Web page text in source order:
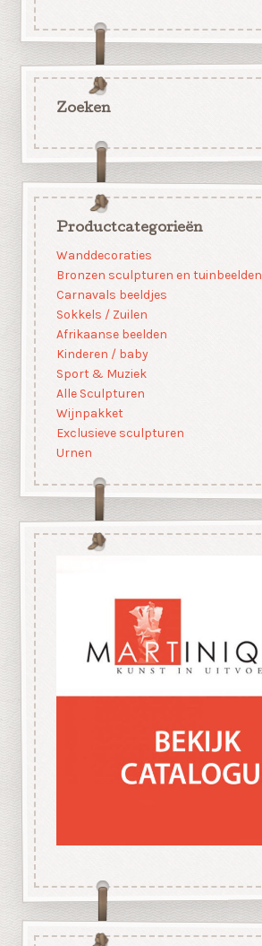
Zoeken
Productcategorieën
Wanddecoraties
Bronzen sculpturen en tuinbeelden
Carnavals beeldjes
Sokkels / Zuilen
Afrikaanse beelden
Kinderen / baby
Sport & Muziek
Alle Sculpturen
Wijnpakket
Exclusieve sculpturen
Urnen